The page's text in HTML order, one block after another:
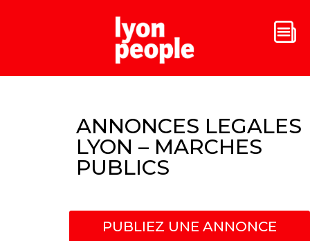
ANNONCES LEGALES
LYON – MARCHES
PUBLICS
PUBLIEZ UNE ANNONCE